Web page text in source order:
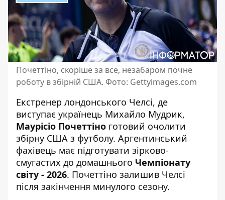
Почеттіно, скоріше за все, незабаром почне
роботу в збірній США. Фото: Gettyimages.com
Екстренер лондонського Челсі, де
виступає українець Михайло Мудрик,
Маурісіо Почеттіно готовий очолити
збірну США з футболу. Аргентинський
фахівець має підготувати зірково-
смугастих до домашнього Чемпіонату
світу - 2026. Почеттіно залишив Челсі
після закінчення минулого сезону.